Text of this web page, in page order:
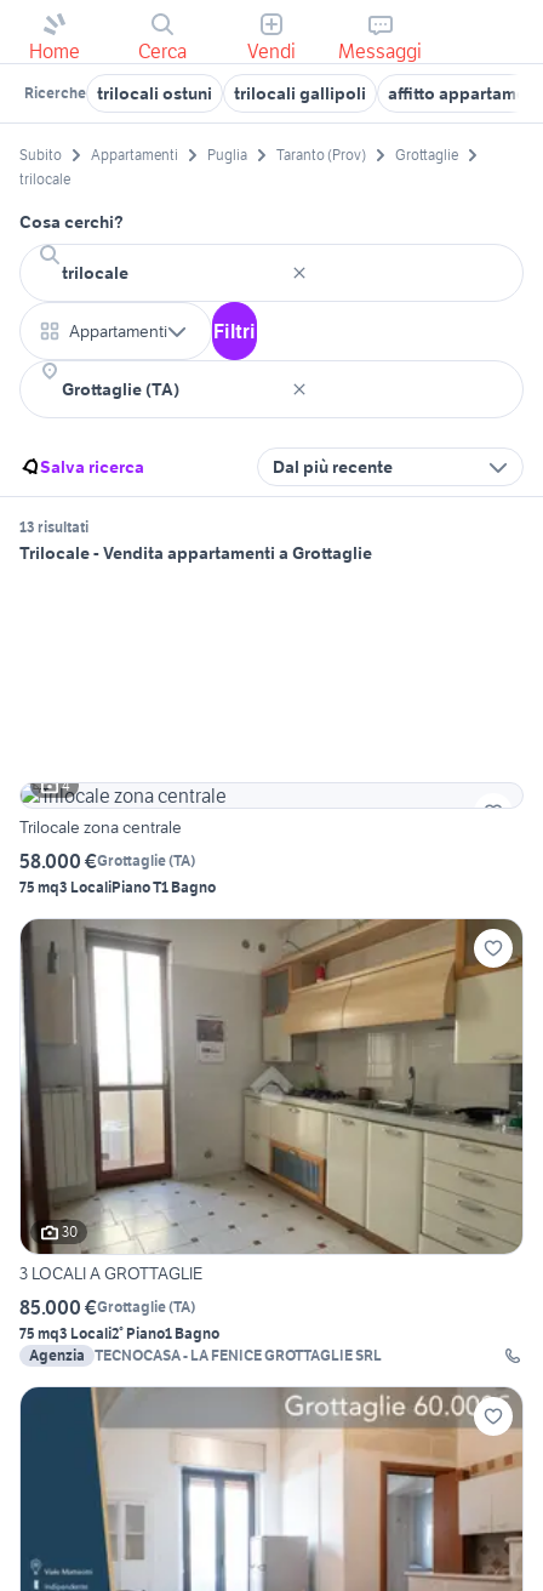
Home Cerca Vendi Messaggi
Ricerche trilocali ostuni trilocali gallipoli affitto
Subito Appartamenti Puglia Taranto (Prov)
Grottaglie
trilocale
Cosa cerchi?
Appartamenti Filtri
Salva ricerca Dal più recente
13 risultati
Trilocale - Vendita appartamenti a Grottaglie
4
Trilocale zona centrale
58.000 €Grottaglie(TA)
75 mq3 LocaliPiano T1 Bagno
30
3 LOCALI A GROTTAGLIE
85.000 €Grottaglie(TA)
75 mq3 Locali2° Piano1 Bagno
Agenzia TECNOCASA - LA FENICE GROTTAGLIE SRL